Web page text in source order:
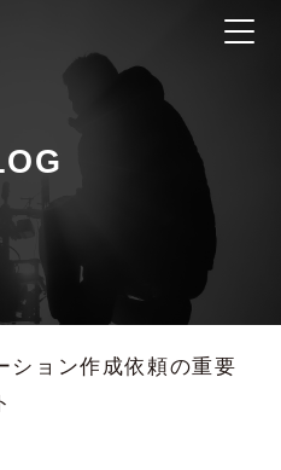
ション作成依頼の重要